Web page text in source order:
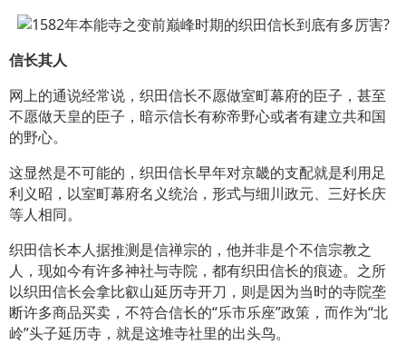
信长其人
网上的通说经常说，织田信长不愿做室町幕府的臣子，甚至
不愿做天皇的臣子，暗示信长有称帝野心或者有建立共和国
的野心。
这显然是不可能的，织田信长早年对京畿的支配就是利用足
利义昭，以室町幕府名义统治，形式与细川政元、三好长庆
等人相同。
织田信长本人据推测是信禅宗的，他并非是个不信宗教之
人，现如今有许多神社与寺院，都有织田信长的痕迹。之所
以织田信长会拿比叡山延历寺开刀，则是因为当时的寺院垄
断许多商品买卖，不符合信长的“乐市乐座”政策，而作为“北
岭”头子延历寺，就是这堆寺社里的出头鸟。